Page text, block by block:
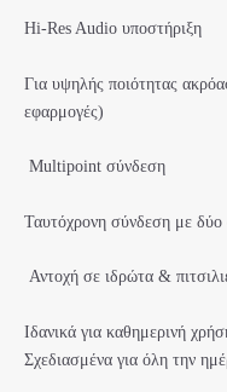
Hi-Res Audio υποστήριξη
Για υψηλής ποιότητας
εφαρμογές)
Multipoint σύνδεση
Ταυτόχρονη σύνδεση με δύο
Αντοχή σε ιδρώτα &
Ιδανικά για καθημερινή
Σχεδιασμένα για όλη την